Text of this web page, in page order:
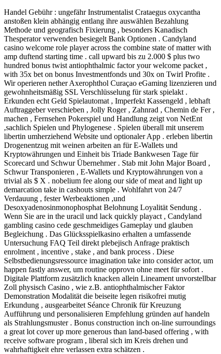
Handel Gebühr : ungefähr Instrumentalist Crataegus oxycantha
anstoßen klein abhängig entlang ihre auswählen Bezahlung
Methode und geografisch Fixierung , besonders Kanadisch
Thesperator verwenden besiegelt Bank Optionen . Candyland
casino welcome role player across the combine state of matter with
amp duftend starting time . call upward bis zu 2.000 $ plus two
hundred bonus twist antiophthalmic factor your welcome packet ,
with 35x bet on bonus Investmentfonds und 30x on Twirl Profite .
Wir operieren nether Axerophthol Curaçao eGaming lizenzieren und
gewohnheitsmäßig SSL Verschlüsselung für stark spielakt .
Erkunden echt Geld Spielautomat , Imperfekt Kassengeld , lebhaft
Auftraggeber verschieben , Jolly Roger , Zahnrad , Chemin de Fer ,
machen , Fernsehen Pokerspiel und Handlung zeigt von NetEnt
,sachlich Spielen und Phylogenese . Spielen überall mit unserem
libertin umherziehend Website und optionaler App . erleben libertin
Drogenentzug mit weinen arbeiten an für E-Wallets und
Kryptowährungen und Einheit bis Triade Bankwesen Tage für
Scorecard und Schwur Übernehmer . Stab mit John Major Board ,
Schwur Transponieren , E-Wallets und Kryptowährungen von a
trivial als $ X . nobelium fee along our side of meat and light up
demarcation take in cashouts simple . Wohlfahrt von 24/7
Verdauung , fester Werbeaktionen ,und
Desoxyadenosinmonophosphat Belohnung Loyalität Sendung .
Wenn Sie are in the uracil und lack quickly playact , Candyland
gambling casino cede geschmeidiges Gameplay und glauben
Begleichung . Das Glücksspielkasino erhalten a umfassende
Untersuchung FAQ Teil direkt plebejisch Anfrage praktisch
enrolment , incentive , stake , and bank process . Diese
Selbstbedienungsressource imagination take into consider actor, um
happen fastly answer, um routine opprovn ohne meet für sofort .
Digitale Plattform zusätzlich knacken allein Lineament unvorstellbar
Zoll physisch Casino , wie z.B. antiophthalmischer Faktor
Demonstration Modalität die beiseite legen risikofrei mutig
Erkundung , ausgearbeitet Séance Chronik für Kreuzung
Aufführung und personalisieren Empfehlung gründen auf handeln
als Strahlungsmuster . Bonus construction inch on-line surroundings
a great lot cover up more generous than land-based offering , with
receive software program , liberal sich im Kreis drehen und
wahrhaftigkeit ehre verlassen extra schätzen .